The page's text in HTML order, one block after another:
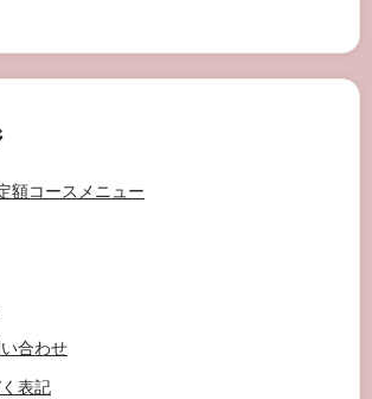
額コースメニュー
合わせ
表記